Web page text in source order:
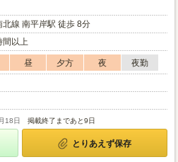
線 南平岸駅 徒歩 8分
間以上
昼 夕方 夜
夜勤
18日 掲載終了まであと9日
とりあえず保存